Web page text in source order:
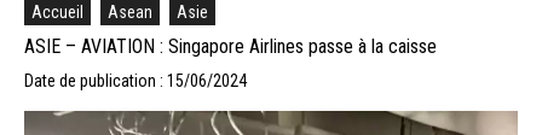
Accueil Asean Asie
ASIE – AVIATION : Singapore Airlines passe à la caisse
Date de publication : 15/06/2024